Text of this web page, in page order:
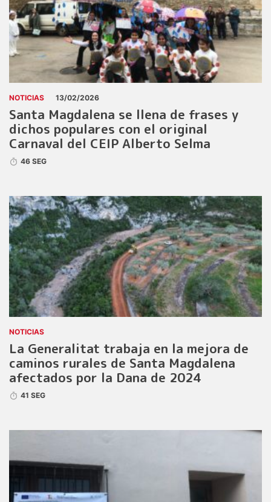
NOTICIAS 13/02/2026
Santa Magdalena se llena de frases y
dichos populares con el original
Carnaval del CEIP Alberto Selma
46 SEG
NOTICIAS
La Generalitat trabaja en la mejora de
caminos rurales de Santa Magdalena
afectados por la Dana de 2024
41 SEG